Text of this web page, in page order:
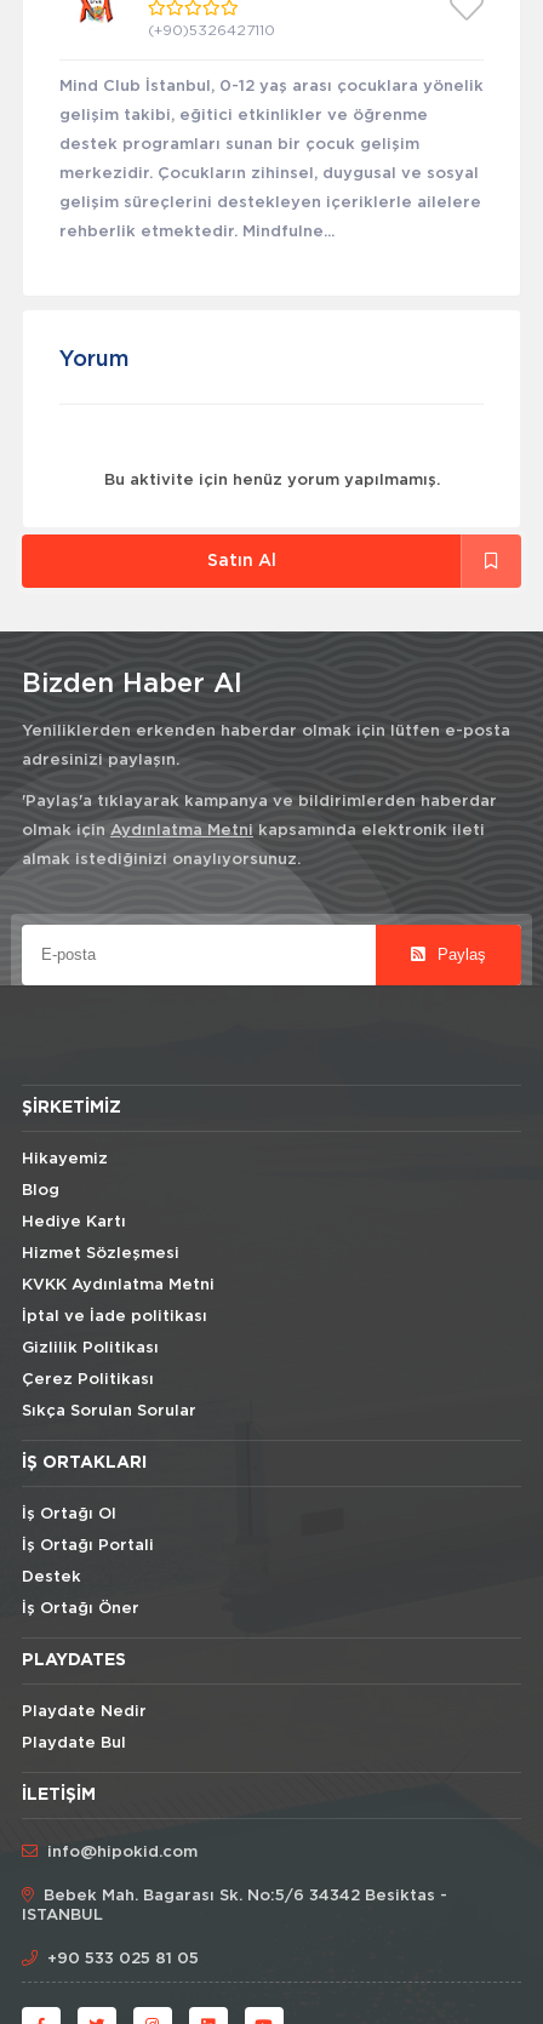
(+90)5326427110
Mind Club İstanbul, 0-12 yaş arası çocuklara yönelik
gelişim takibi, eğitici etkinlikler ve öğrenme
destek programları sunan bir çocuk gelişim
merkezidir. Çocukların zihinsel, duygusal ve sosyal
gelişim süreçlerini destekleyen içeriklerle ailelere
rehberlik etmektedir. Mindfulne...
Yorum
Bu aktivite için henüz yorum yapılmamış.
Satın Al
Bizden Haber Al
Yeniliklerden erkenden haberdar olmak için lütfen e-posta
adresinizi paylaşın.
'Paylaş'a tıklayarak kampanya ve bildirimlerden haberdar
olmak için Aydınlatma Metni kapsamında elektronik ileti
almak istediğinizi onaylıyorsunuz.
Paylaş
ŞIRKETIMIZ
Hikayemiz
Blog
Hediye Kartı
Hizmet Sözleşmesi
KVKK Aydınlatma Metni
İptal ve İade politikası
Gizlilik Politikası
Çerez Politikası
Sıkça Sorulan Sorular
İŞ ORTAKLARI
İş Ortağı Ol
İş Ortağı Portali
Destek
İş Ortağı Öner
PLAYDATES
Playdate Nedir
Playdate Bul
İLETIŞIM
info@hipokid.com
Bebek Mah. Bagarası Sk. No:5/6 34342 Besiktas -
ISTANBUL
+90 533 025 81 05